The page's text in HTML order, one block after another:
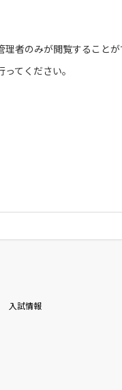
理者のみが閲覧することが
てください。
入試情報